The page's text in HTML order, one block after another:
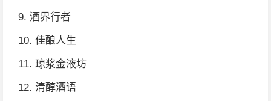
9. 酒界行者
10. 佳酿人生
11. 琼浆金液坊
12. 清醇酒语